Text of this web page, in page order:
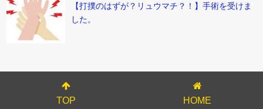
【打撲のはずが？リュウマチ？！】手術を受けま
した。
TOP HOME